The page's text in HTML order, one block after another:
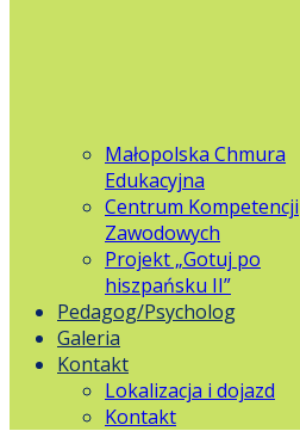
Małopolska Chmura
Edukacyjna
Centrum Kompetencji
Zawodowych
Projekt „Gotuj po
hiszpańsku II”
Pedagog/Psycholog
Galeria
Kontakt
Lokalizacja i dojazd
Kontakt